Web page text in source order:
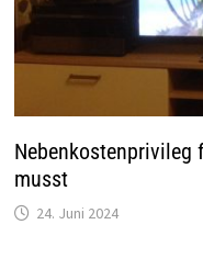
Nebenkostenprivileg
musst
24. Juni 2024